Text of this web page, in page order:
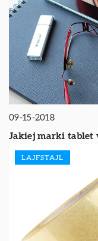
09-15-2018
Jakiej marki tablet
LAJFSTAJL